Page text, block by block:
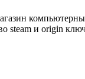
steam и origin